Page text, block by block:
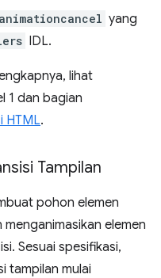
yang
IDL.
lihat
1 dan bagian
HTML.
Tampilan
pohon elemen
elemen
Sesuai spesifikasi,
tampilan mulai